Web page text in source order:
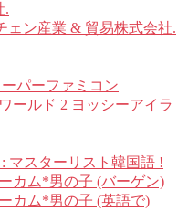
.
ェン産業 & 貿易株式会社.
パーファミコン
ールド 2 ヨッシーアイラ
マスターリスト韓国語 !
カム*男の子 (バーゲン)
カム*男の子 (英語で)